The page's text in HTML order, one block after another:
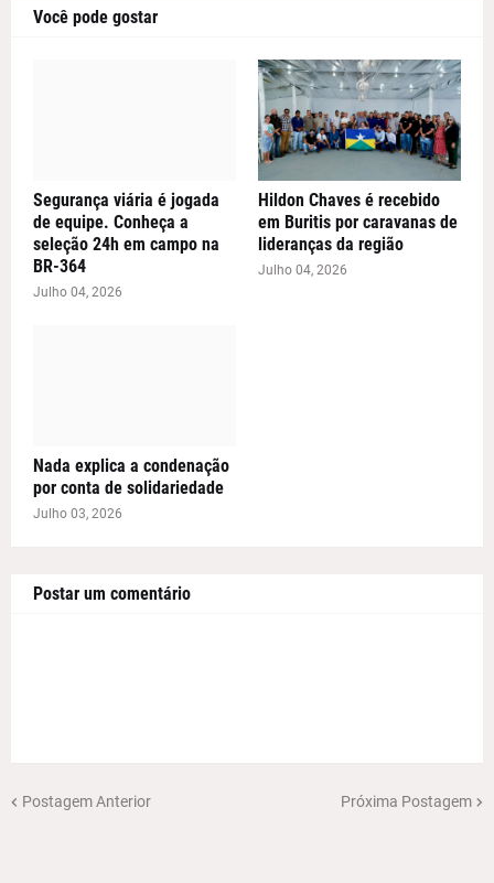
Você pode gostar
Segurança viária é jogada
de equipe. Conheça a
seleção 24h em campo na
BR-364
Julho 04, 2026
Hildon Chaves é recebido
em Buritis por caravanas de
lideranças da região
Julho 04, 2026
Nada explica a condenação
por conta de solidariedade
Julho 03, 2026
Postar um comentário
Postagem Anterior Próxima Postagem